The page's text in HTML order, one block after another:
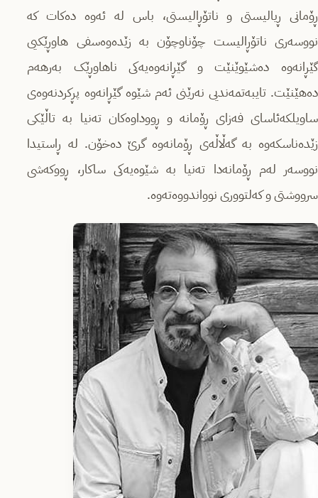
ڕۆمانی ڕیالیستی و ناتۆڕالیستی، باس لە ئەوە دەکات کە
نووسەری ناتۆڕالیست چۆناوچۆن بە زێدەوەسفی هاوڕێکیی
گێڕانەوە دەشێوێنێت و گێڕانەوەیەکی ناهاوڕێک بەرهەم
دەهێنێت. تایبەتمەندیی نەرێنی ئەم شێوە گێڕانەوە پڕکردنەوەی
ساویلکەئاسای فەزای ڕۆمانە و ڕووداوەکان تەنیا بە تاڵێکی
زێدەناسکەوە بە گەڵاڵەی ڕۆمانەوە گرێ دەخۆن. لە ڕاستیدا
نووسەر لەم ڕۆمانەدا تەنیا بە شێوەیەکی ساکار، ڕووکەشی
سرووشتی و کەلتووری نوواندووەتەوە.